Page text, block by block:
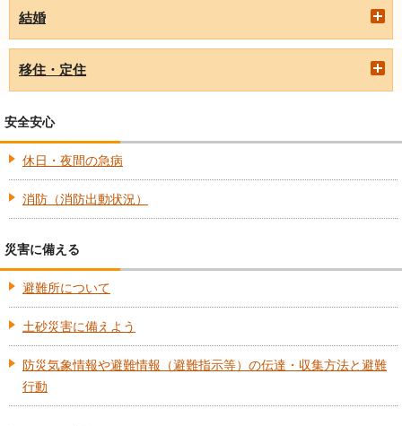
結婚
移住・定住
安全安心
休日・夜間の急病
消防（消防出動状況）
災害に備える
避難所について
土砂災害に備えよう
防災気象情報や避難情報（避難指示等）の伝達・収集方法と避難
行動